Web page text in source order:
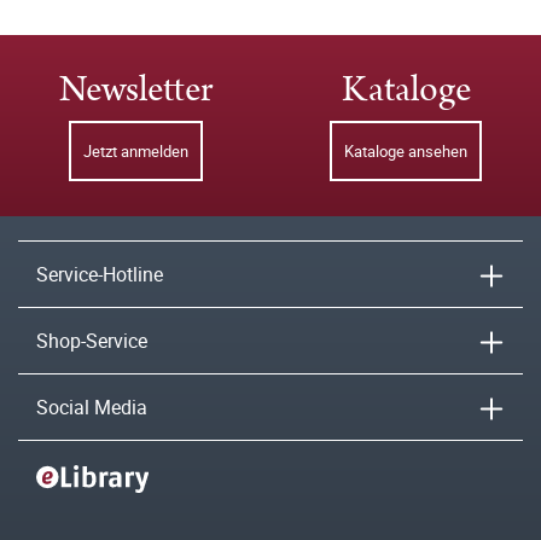
Newsletter
Jetzt anmelden
Kataloge
Kataloge ansehen
Service-Hotline
Shop-Service
Social Media